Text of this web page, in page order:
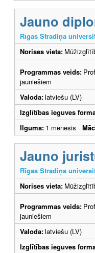
Jauno
Rīgas Stradiņa
Norises vieta:
Programmas veids:
jauniešiem
Valoda:latviešu (LV)
Izglītības ieguves
Ilgums: 1 mēnesis
Jauno
Rīgas Stradiņa
Norises vieta:
Programmas veids:
jauniešiem
Valoda:latviešu (LV)
Izglītības ieguves